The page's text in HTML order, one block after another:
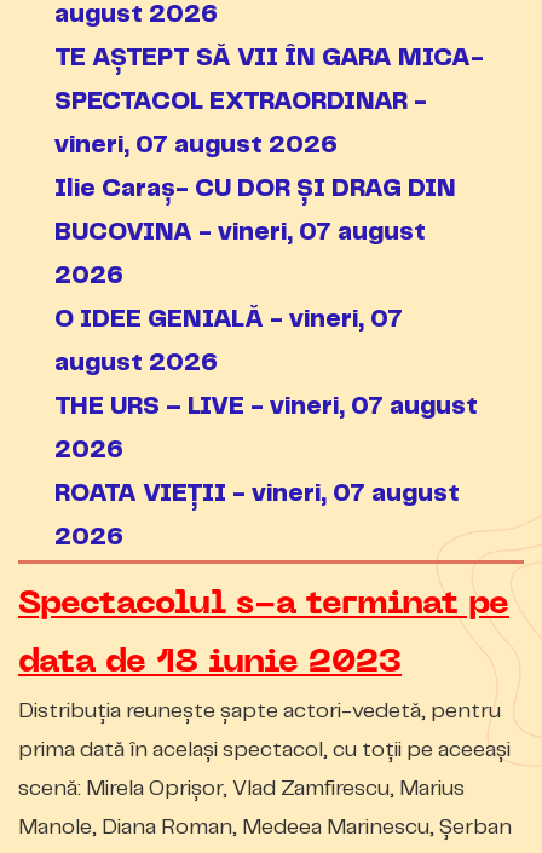
august 2026
TE AȘTEPT SĂ VII ÎN GARA MICA-
SPECTACOL EXTRAORDINAR -
vineri, 07 august 2026
Ilie Caraș- CU DOR ȘI DRAG DIN
BUCOVINA - vineri, 07 august
2026
O IDEE GENIALĂ - vineri, 07
august 2026
THE URS – LIVE - vineri, 07 august
2026
ROATA VIEȚII - vineri, 07 august
2026
Spectacolul s-a terminat pe
data de 18 iunie 2023
Distribuția reunește șapte actori-vedetă, pentru
prima dată în același spectacol, cu toții pe aceeași
scenă: Mirela Oprișor, Vlad Zamfirescu, Marius
Manole, Diana Roman, Medeea Marinescu, Șerban